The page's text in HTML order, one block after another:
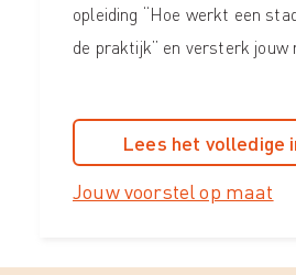
opleiding “Hoe werkt een
de praktijk” en versterk jouw
Lees het volledige
Jouw voorstel op maat